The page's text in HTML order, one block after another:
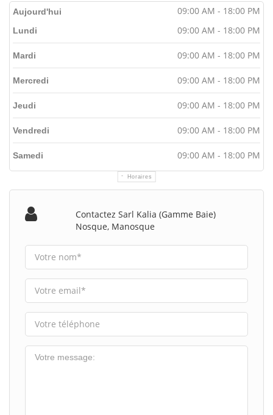
Aujourd'hui 09:00 AM - 18:00 PM
Horaires
Lundi 09:00 AM - 18:00 PM
Mardi 09:00 AM - 18:00 PM
Mercredi 09:00 AM - 18:00 PM
Jeudi 09:00 AM - 18:00 PM
Vendredi 09:00 AM - 18:00 PM
Samedi 09:00 AM - 18:00 PM
Contactez Sarl Kalia (gamme Baie)
Nosque, Manosque